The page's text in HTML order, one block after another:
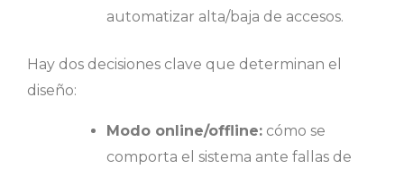
automatizar alta/baja de accesos.
Hay dos decisiones clave que determinan el
diseño:
Modo online/offline: cómo se
comporta el sistema ante fallas de